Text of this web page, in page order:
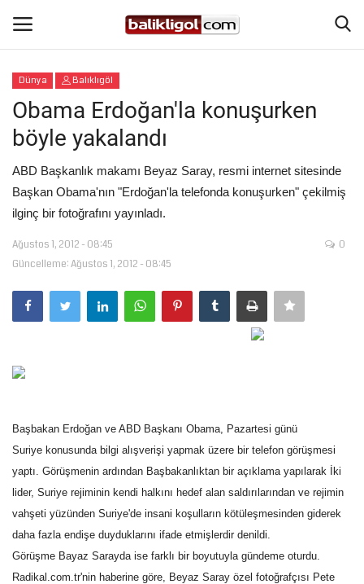
Giriş Yap
Anasayfa
Köşe Yazıları
Eğitim
Magazin
Tekno Bilim
Ekonomi
Galeriler
Siyaset
Dünya Balıklıgöl
Obama Erdoğan'la konuşurken
böyle yakalandı
ABD Başkanlık makamı Beyaz Saray, resmi internet sitesinde
Başkan Obama'nın "Erdoğan'la telefonda konuşurken" çekilmiş
ilginç bir fotoğrafını yayınladı.
Ağustos 1, 2012 - 08:45
Güncelleme: Ağustos 1, 2012 - 08:45
0
Başbakan Erdoğan ve ABD Başkanı Obama, Pazartesi günü
Suriye konusunda bilgi alışverişi yapmak üzere bir telefon görüşmesi
yaptı. Görüşmenin ardından Başbakanlıktan bir açıklama yapılarak İki
lider, Suriye rejiminin kendi halkını hedef alan saldırılarından ve rejimin
vahşeti yüzünden Suriye'de insani koşulların kötüleşmesinden giderek
daha fazla endişe duyduklarını ifade etmişlerdir denildi.
Görüşme Bayaz Sarayda ise farklı bir boyutuyla gündeme oturdu.
Radikal.com.tr'nin haberine göre, Beyaz Saray özel fotoğrafçısı Pete